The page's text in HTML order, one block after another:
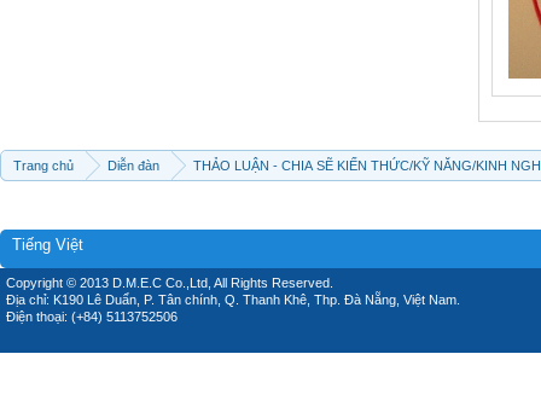
Trang chủ Diễn đàn THẢO LUẬN - CHIA SẼ KIẾN THỨC/KỸ NĂNG/KINH
Tiếng Việt
Copyright © 2013 D.M.E.C Co.,Ltd, All Rights Reserved.
Địa chỉ: K190 Lê Duẩn, P. Tân chính, Q. Thanh Khê, Thp. Đà Nẵng, Việt Nam.
Điện thoại: (+84) 5113752506